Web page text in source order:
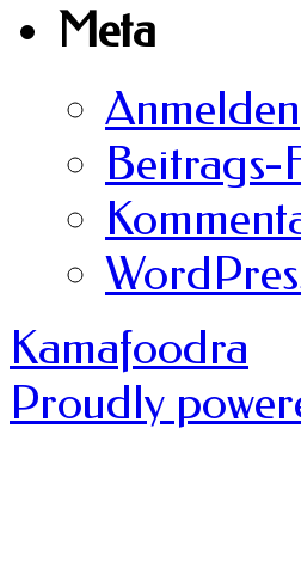
Meta
Anmelden
Beitrags-
Kamafoodra
Proudly